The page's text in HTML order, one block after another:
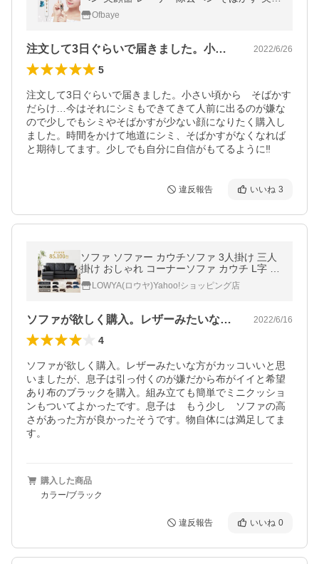
美顔 レーザースポットペン 家庭用
Ofbaye
注文して3日ぐらいで届きました。小さい… 2022/6/26
5
注文して3日ぐらいで届きました。小さい頃から　そばかす
だらけ…今はそれにシミもできてきて人前に出るのが嫌な
ので少しでもシミやそばかすが少ない顔になりたく購入し
ました。時間をかけて地道にシミ、そばかすがなくなれば
と期待してます。少しでも自分に自信がもてるように‼️
違反報告 いいね 3
ソファ ソファー カウチソファ 3人掛け 三人
掛け おしゃれ コーナーソファ カウチ L字 ロ
ー モダン ソファー ソファベッド
LOWYA(ロウヤ)Yahoo!ショッピング店
ソファが欲しく購入。レザーみたいな方が… 2022/6/16
4
ソファが欲しく購入。レザーみたいな方がカッコいいと思
いましたが、息子は引っ付くのが嫌だから布がイイと希望
あり布のブラックを購入。組み立ても簡単でミニクッショ
ンもついてよかったです。息子は　もう少し　ソファの高
さがあった方が良かったそうです。物自体には満足してま
す。
購入した商品
カラー/ブラック
違反報告 いいね 0